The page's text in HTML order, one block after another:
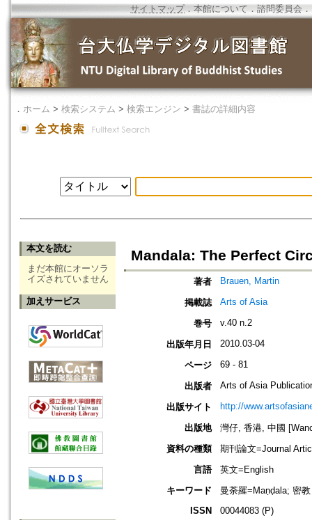
サイトマップ．本館について ． 諮問委員会 ．
． ホーム > 検索システム > 検索エンジン > 書誌の詳細内容
本文を読む
まだ本館にオーソラ
イズされていません
加えサービス
Mandala: The Perfect
著者 Brauen, Martin
掲載誌 Arts of Asia
巻号 v.40 n.2
出版年月日 2010.03-04
ページ 69 - 81
出版者 Arts of Asia
出版サイト http://
出版地
灣仔, 香港, 中國
資料の種類
期刊論文=Journal
言語
英文=English
キーワード
曼荼羅=Maṇḍala; 密教
ISSN
00044083 (P)